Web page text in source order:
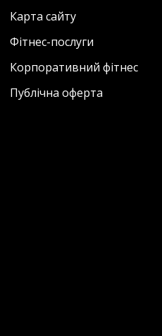
Карта сайту
Фітнес-послуги
Корпоративний фітнес
Публічна оферта